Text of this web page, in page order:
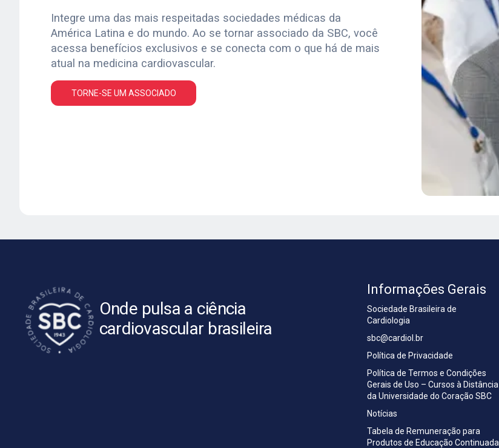
Integre uma das mais respeitadas sociedades médicas da
América Latina e do mundo. Ao se tornar associado da SBC, você
acessa benefícios exclusivos e se conecta com o que há de mais
atual na medicina cardiovascular.
TORNE-SE UM ASSOCIADO
Onde pulsa a ciência
cardiovascular brasileira
Informações Gerais
Sociedade Brasileira de
Cardiologia
sbc@cardiol.br
Política de Privacidade
Política de Termos e Condições
Gerais de Uso – Cursos à Distância
da Universidade do Coração SBC
Notícias
Tabela de Remuneração para
Produtos de Educação Continuada